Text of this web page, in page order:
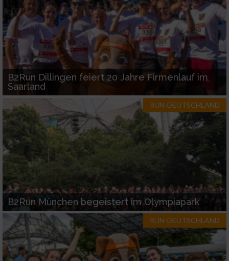
B2Run Dillingen feiert 20 Jahre Firmenlauf im
Saarland
RUN-DEUTSCHLAND
B2Run München begeistert im Olympiapark
RUN-DEUTSCHLAND